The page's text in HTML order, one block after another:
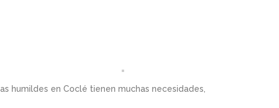
humildes en Coclé tienen muchas necesidades,